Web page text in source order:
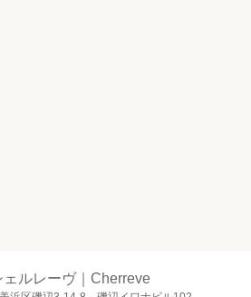
ェルレーヴ｜Cherreve